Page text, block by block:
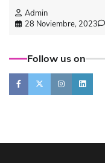
Admin
28 Noviembre, 2023
Follow us on